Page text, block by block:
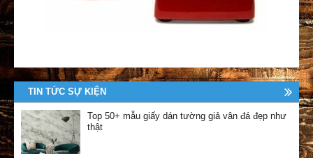
TIN TỨC SỰ KIỆN
Top 50+ mẫu giấy dán tường giả vân đá đẹp như
thật